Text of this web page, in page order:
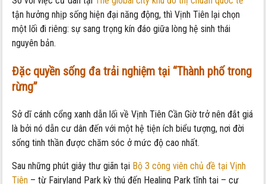
tận hưởng nhịp sống hiện đại năng động, thì Vịnh Tiên lại chọn
một lối đi riêng: sự sang trọng kín đáo giữa lòng hệ sinh thái
nguyên bản.
Đặc quyền sống đa trải nghiệm tại “Thành phố trong
rừng”
Sở dĩ cánh cổng xanh dẫn lối về Vịnh Tiên Cần Giờ trở nên đắt giá
là bởi nó dẫn cư dân đến với một hệ tiện ích biểu tượng, nơi đời
sống tinh thần được chăm sóc ở mức độ cao nhất.
Sau những phút giây thư giãn tại Bộ 3 công viên chủ đề tại Vịnh
Tiên – từ Fairyland Park kỳ thú đến Healing Park tĩnh tại – cư